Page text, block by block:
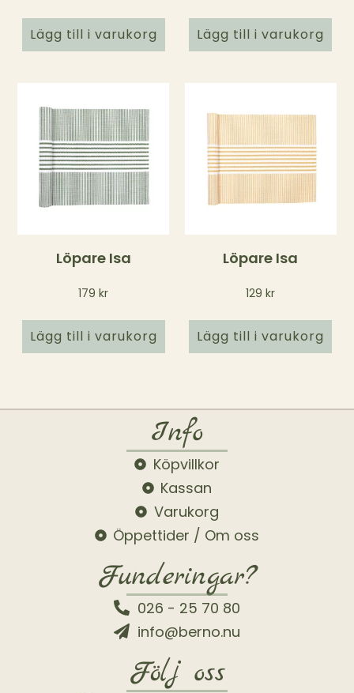
Lägg till i varukorg Lägg till i varukorg
Löpare Isa
179kr
Lägg till i varukorg
Löpare Isa
129kr
Lägg till i varukorg
Info
Köpvillkor
Kassan
Varukorg
Öppettider / Om oss
Funderingar?
026 - 25 70 80
info@berno.nu
Följ oss